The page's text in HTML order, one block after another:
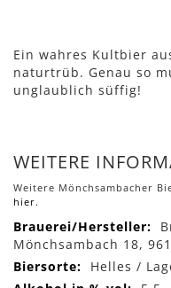
Ein wahres Kultbier
naturtrüb. Genau so
unglaublich süffig!
WEITERE
Weitere Mönchsambacher
hier.
Mehr
Informationen
Mönchsambach 18,
Helles /